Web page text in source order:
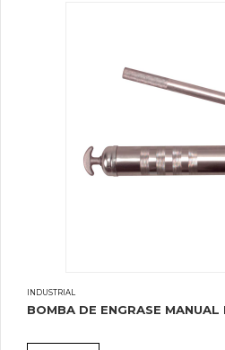
INDUSTRIAL
BOMBA DE ENGRASE